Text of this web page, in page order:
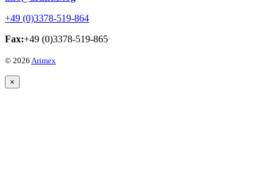
+49 (0)3378-519-864
Fax:+49 (0)3378-519-865
© 2026 Arimex
×